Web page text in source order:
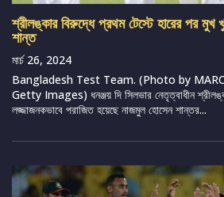
শ্রীলঙ্কার বিরুদ্ধে প্রথম টেস্টে হারের পর
শান্ত
মার্চ 26, 2024
Bangladesh Test Team. (Photo by
Getty Images) ধনঞ্জয় দি সিলভার নেতৃত্বাধীন
লজ্জাজনকভাবে পরাজিত হয়েছে নাজমুল হোসেন শান্তর...